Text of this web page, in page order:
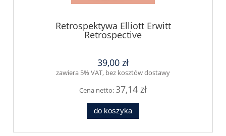
Retrospektywa Elliott Erwitt
Retrospective
39,00 zł
zawiera 5% VAT, bez kosztów dostawy
Cena netto:37,14 zł
do koszyka